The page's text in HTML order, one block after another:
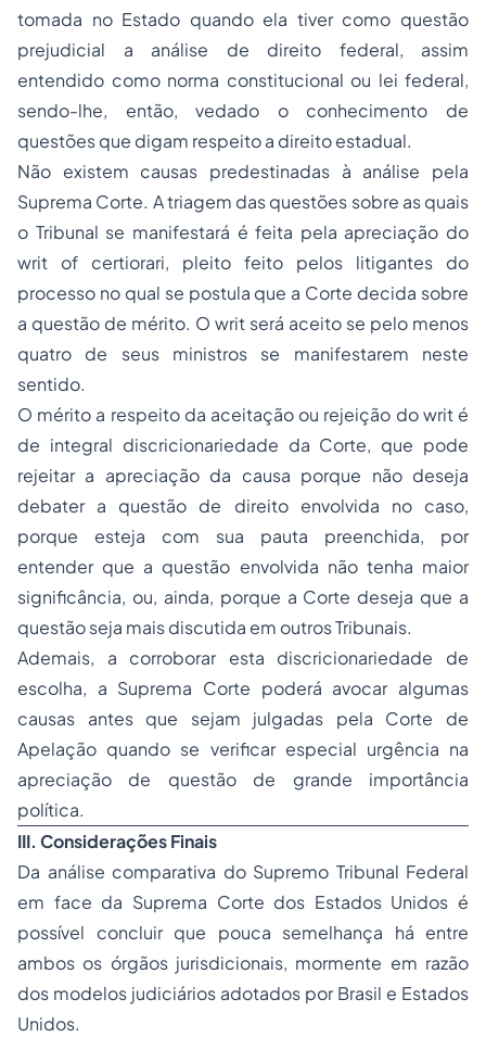
tomada no Estado quando ela tiver como questão
prejudicial a análise de direito federal, assim
entendido como norma constitucional ou lei federal,
sendo-lhe, então, vedado o conhecimento de
questões que digam respeito a direito estadual.
Não existem causas predestinadas à análise pela
Suprema Corte. A triagem das questões sobre as quais
o Tribunal se manifestará é feita pela apreciação do
writ of certiorari, pleito feito pelos litigantes do
processo no qual se postula que a Corte decida sobre
a questão de mérito. O writ será aceito se pelo menos
quatro de seus ministros se manifestarem neste
sentido.
O mérito a respeito da aceitação ou rejeição do writ é
de integral discricionariedade da Corte, que pode
rejeitar a apreciação da causa porque não deseja
debater a questão de direito envolvida no caso,
porque esteja com sua pauta preenchida, por
entender que a questão envolvida não tenha maior
significância, ou, ainda, porque a Corte deseja que a
questão seja mais discutida em outros Tribunais.
Ademais, a corroborar esta discricionariedade de
escolha, a Suprema Corte poderá avocar algumas
causas antes que sejam julgadas pela Corte de
Apelação quando se verificar especial urgência na
apreciação de questão de grande importância
política.
III. Considerações Finais
Da análise comparativa do Supremo Tribunal Federal
em face da Suprema Corte dos Estados Unidos é
possível concluir que pouca semelhança há entre
ambos os órgãos jurisdicionais, mormente em razão
dos modelos judiciários adotados por Brasil e Estados
Unidos.